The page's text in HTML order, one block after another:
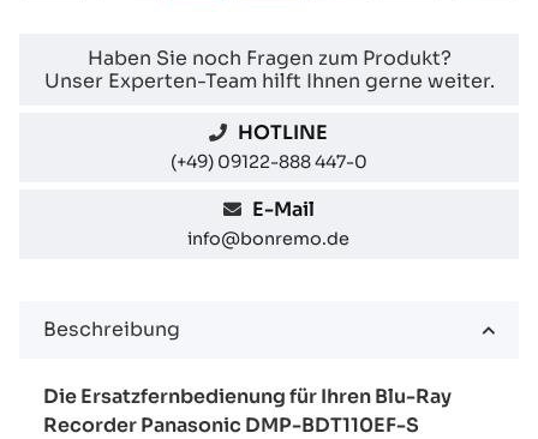
Haben Sie noch Fragen zum Produkt?
Unser Experten-Team hilft Ihnen gerne weiter.
HOTLINE
(+49) 09122-888 447-0
E-Mail
info@bonremo.de
Beschreibung
Die Ersatzfernbedienung für Ihren Blu-Ray
Recorder Panasonic DMP-BDT110EF-S